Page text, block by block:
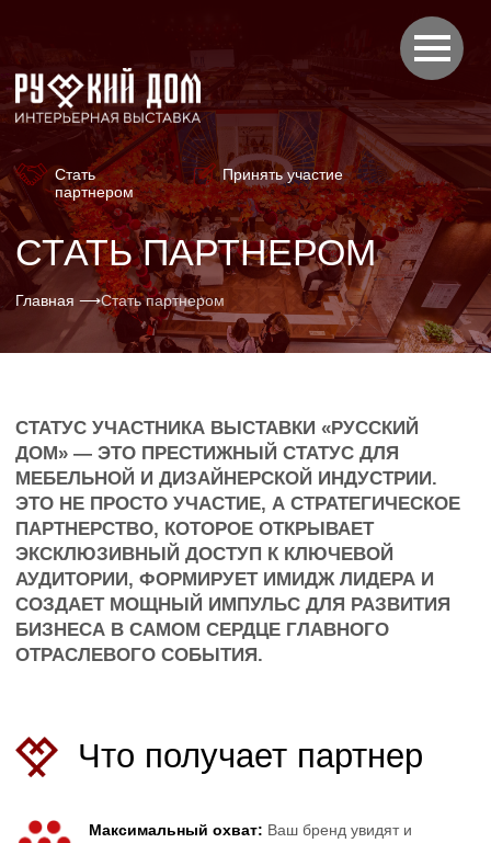
СТАТЬ ПАРТНЕРОМ
О выставке
Стать партнером
Главная ⟶
Стать
партнером
Принять участие
СТАТУС УЧАСТНИКА ВЫСТАВКИ «РУССКИЙ
ДОМ» — ЭТО ПРЕСТИЖНЫЙ СТАТУС ДЛЯ
МЕБЕЛЬНОЙ И ДИЗАЙНЕРСКОЙ ИНДУСТРИИ.
СОЗДАЕТ МОЩНЫЙ ИМПУЛЬС ДЛЯ РАЗВИТИЯ
БИЗНЕСА В САМОМ СЕРДЦЕ ГЛАВНОГО
ОТРАСЛЕВОГО СОБЫТИЯ.
Что получает партнер
Максимальный охват: Ваш бренд увидят и
услышат гости выставки, участники деловой
программы, а также подписчики всех наших
Прямое влияние на продажи: Доступ к лояльной,